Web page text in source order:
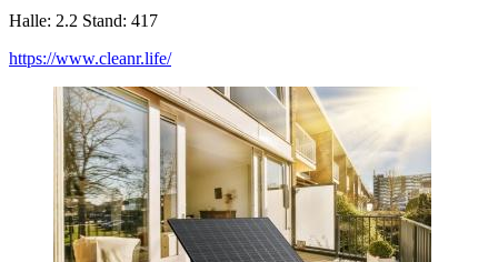
Halle: 2.2 Stand: 417
https://www.cleanr.life/